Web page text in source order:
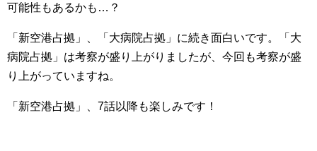
可能性もあるかも…？
「新空港占拠」、「大病院占拠」に続き面白いです。「大
病院占拠」は考察が盛り上がりましたが、今回も考察が盛
り上がっていますね。
「新空港占拠」、7話以降も楽しみです！